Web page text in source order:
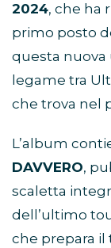
2024, che ha
primo posto
questa nuova
legame tra
che trova nel
L’album
DAVVERO,
scaletta
dell’ultimo
che prepara il